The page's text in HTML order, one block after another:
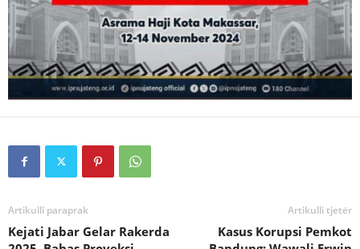
Artikulli paraprak
Kejati Jabar Gelar Rakerda
Artikulli tjetër
Kasus Korupsi Pemkot